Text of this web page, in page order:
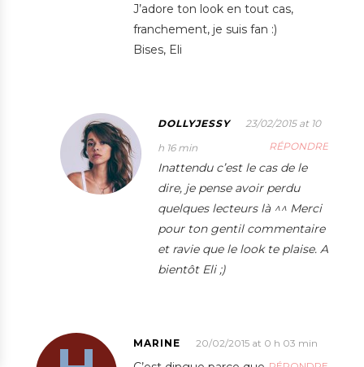
J’adore ton look en tout cas,
franchement, je suis fan :)
Bises, Eli
DOLLYJESSY
23/02/2015 at 10
h 16 min
RÉPONDRE
Inattendu c’est le cas de le
dire, je pense avoir perdu
quelques lecteurs là ^^ Merci
pour ton gentil commentaire
et ravie que le look te plaise. A
bientôt Eli ;)
MARINE
20/02/2015 at 0 h 03 min